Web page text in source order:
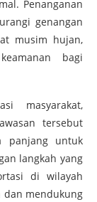
Penanganan
genangan
musim hujan,
bagi
masyarakat,
tersebut
panjang untuk
langkah yang
di wilayah
dan mendukung